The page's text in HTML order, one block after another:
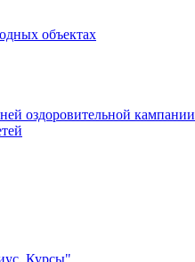
объектах
оздоровительной кампании
Курсы"